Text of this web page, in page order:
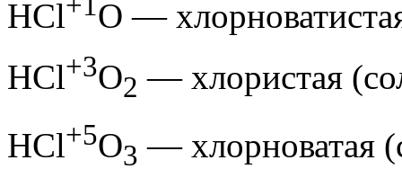
НСl
O —
НСl+3O2 — хлористая
НСl+5O3 — хлорноватая